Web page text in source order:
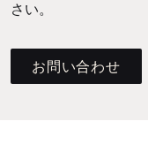
さい。
お問い合わせ